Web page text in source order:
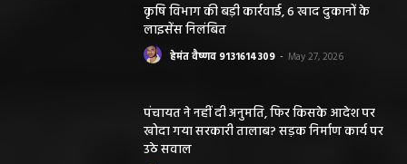
कृषि विभाग की बड़ी कार्रवाई, 6 खाद दुकानों के
लाइसेंस निलंबित
हेमंत वैष्णव 9131614309 - May 27, 2026
पंचायत ने नहीं दी अनुमति, फिर किसके आदेश पर
खोदा गया सरकारी तालाब? सड़क निर्माण कार्य पर
उठे सवाल